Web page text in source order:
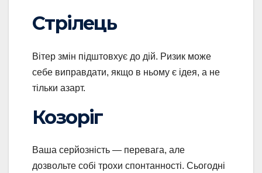
Стрілець
Вітер змін підштовхує до дій. Ризик може
себе виправдати, якщо в ньому є ідея, а не
тільки азарт.
Козоріг
Ваша серйозність — перевага, але
дозвольте собі трохи спонтанності. Сьогодні